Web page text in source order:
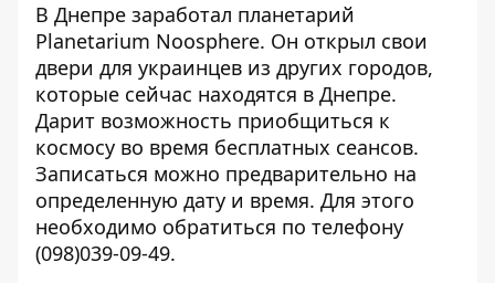
В Днепре заработал планетарий
Planetarium Noosphere. Он открыл свои
двери для украинцев из других городов,
которые сейчас находятся в Днепре.
Дарит возможность приобщиться к
космосу во время бесплатных сеансов.
Записаться можно предварительно на
определенную дату и время. Для этого
необходимо обратиться по телефону
(098)039-09-49.